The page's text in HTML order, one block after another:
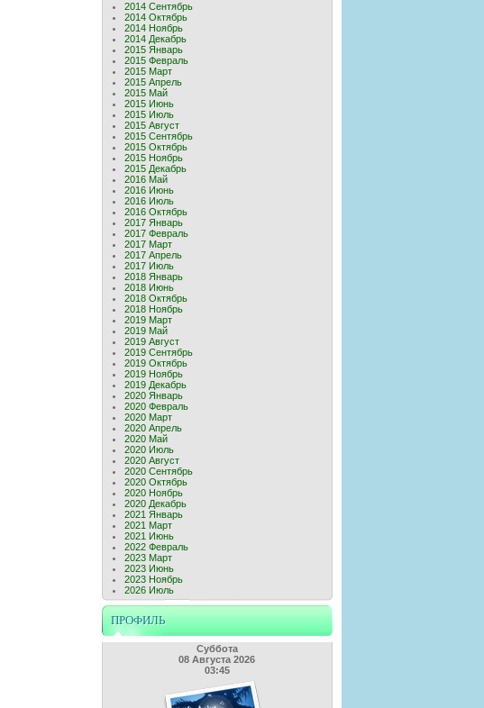
2014 Сентябрь
2014 Октябрь
2014 Ноябрь
2014 Декабрь
2015 Январь
2015 Февраль
2015 Март
2015 Апрель
2015 Май
2015 Июнь
2015 Июль
2015 Август
2015 Сентябрь
2015 Октябрь
2015 Ноябрь
2015 Декабрь
2016 Май
2016 Июнь
2016 Июль
2016 Октябрь
2017 Январь
2017 Февраль
2017 Март
2017 Апрель
2017 Июль
2018 Январь
2018 Июнь
2018 Октябрь
2018 Ноябрь
2019 Март
2019 Май
2019 Август
2019 Сентябрь
2019 Октябрь
2019 Ноябрь
2019 Декабрь
2020 Январь
2020 Февраль
2020 Март
2020 Апрель
2020 Май
2020 Июль
2020 Август
2020 Сентябрь
2020 Октябрь
2020 Ноябрь
2020 Декабрь
2021 Январь
2021 Март
2021 Июнь
2022 Февраль
2023 Март
2023 Июнь
2023 Ноябрь
2026 Июль
ПРОФИЛЬ
Суббота
08 Августа 2026
03:45